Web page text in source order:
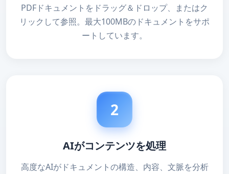
PDFドキュメントをドラッグ＆ドロップ、またはク
リックして参照。最大100MBのドキュメントをサポ
ートしています。
2
AIがコンテンツを処理
高度なAIがドキュメントの構造、内容、文脈を分析